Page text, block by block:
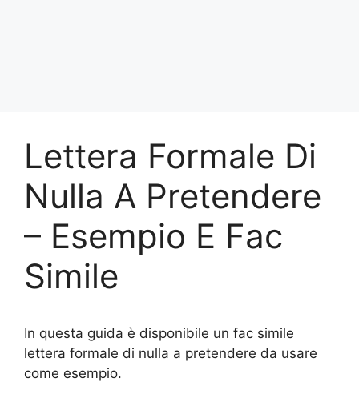
Lettera Formale Di
Nulla A Pretendere
– Esempio E Fac
Simile
In questa guida è disponibile un fac simile
lettera formale di nulla a pretendere da usare
come esempio.